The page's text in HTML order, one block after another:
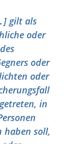
gilt als
oder
oder
oder
in
haben soll,